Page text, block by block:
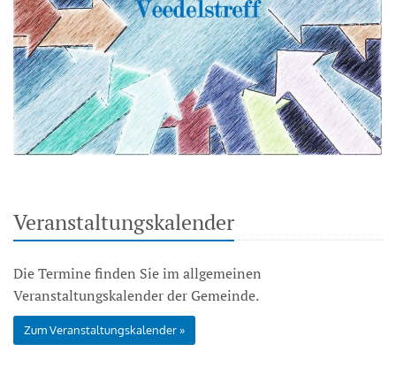
Veranstaltungskalender
Die Termine finden Sie im allgemeinen
Veranstaltungskalender der Gemeinde.
Zum Veranstaltungskalender